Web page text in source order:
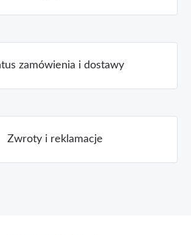
zamówienia i dostawy
Zwroty i reklamacje